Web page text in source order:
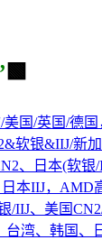
🟩
国/英国/德
软银&IIJ/新
、日本(软
本IIJ，AMD
/IIJ、美国
湾、韩国、